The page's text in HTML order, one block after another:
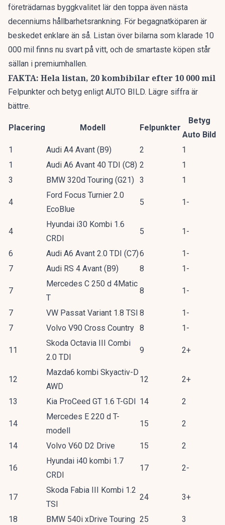
företrädarnas byggkvalitet lär den toppa även nästa
decenniums hållbarhetsrankning. För begagnatköparen är
beskedet enklare än så. Listan över bilarna som klarade 10
000 mil finns nu svart på vitt, och de smartaste köpen står
sällan i premiumhallen.
FAKTA: Hela listan, 20 kombibilar efter 10 000 mil
Felpunkter och betyg enligt AUTO BILD. Lägre siffra är
bättre.
Placering Modell Felpunkter
Betyg
Auto Bild
1
Audi A4 Avant (B9) 2
1
1
Audi A6 Avant 40 TDI (C8) 2
1
3
BMW 320d Touring (G21) 3 1
4
Ford Focus Turnier 2.0
EcoBlue
5 1-
4
Hyundai i30 Kombi 1.6
CRDI
5 1-
6 Audi A6 Avant 2.0 TDI (C7)6
1-
7
Audi RS 4 Avant (B9) 8 1-
7
Mercedes C 250 d 4Matic
T
8 1-
7 VW Passat Variant 1.8 TSI 8
1-
7
Volvo V90 Cross Country 8 1-
11
Skoda Octavia III Combi
2.0 TDI
9 2+
12
Mazda6 kombi Skyactiv-D
AWD
12 2+
13 Kia ProCeed GT 1.6 T-GDI 14 2
14
Mercedes E 220 d T-
modell
15 2
14 Volvo V60 D2 Drive 15 2
16
Hyundai i40 kombi 1.7
CRDI
17 2-
17
Skoda Fabia III Kombi 1.2
TSI
24 3+
18 BMW 540i xDrive Touring 25 3